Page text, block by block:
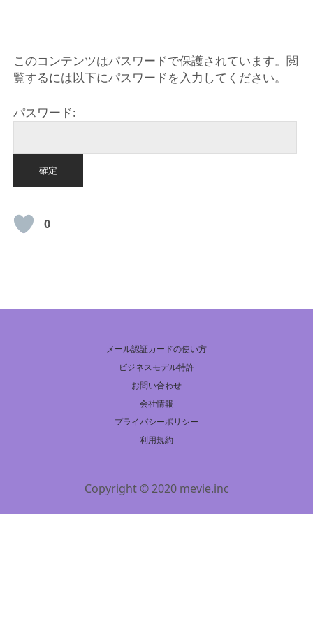
このコンテンツはパスワードで保護されています。閲
覧するには以下にパスワードを入力してください。
パスワード:
0
メール認証カードの使い方
ビジネスモデル特許
お問い合わせ
会社情報
プライバシーポリシー
利用規約
Copyright © 2020 mevie.inc